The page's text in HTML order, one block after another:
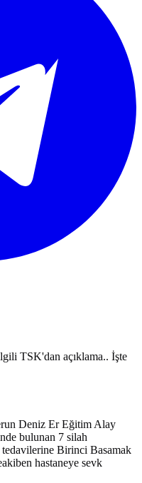
Deniz Er Eğitim Alay
bulunan 7 silah
tedavilerine Birinci Basamak
hastaneye sevk